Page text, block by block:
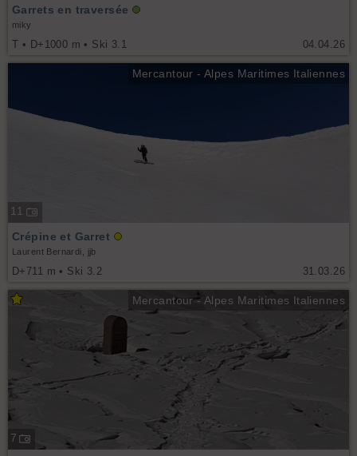
04.04.26
Garrets en traversée
miky
T • D+1000 m • Ski 3.1
Mercantour - Alpes Maritimes Italiennes
11
31.03.26
Crépine et Garret
Laurent Bernardi, jjb
D+711 m • Ski 3.2
Mercantour - Alpes Maritimes Italiennes
7